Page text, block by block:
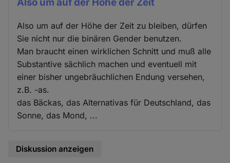
Also um auf der Höhe der Zeit zu bleiben, dürfen
Sie nicht nur die binären Gender benutzen.
Man braucht einen wirklichen Schnitt und muß alle
Substantive sächlich machen und eventuell mit
einer bisher ungebräuchlichen Endung versehen,
z.B. -as.
das Bäckas, das Alternativas für Deutschland, das
Sonne, das Mond, ...
Diskussion anzeigen